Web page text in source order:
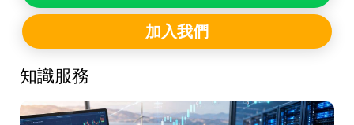
加入我們
知識服務